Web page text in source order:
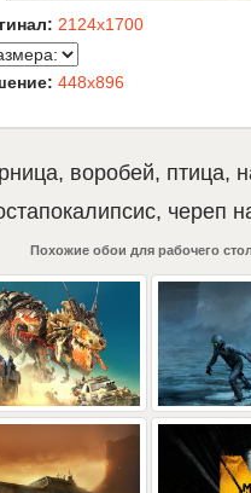
2124x1700
448x896
, воробей, птица,
, череп
Похожие обои для рабочего